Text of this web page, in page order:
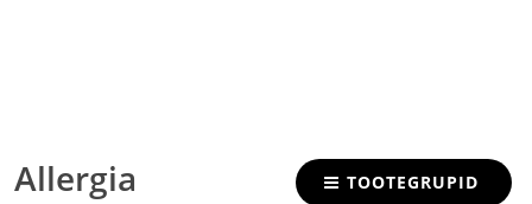
TOOTEGRUPID
Allergia